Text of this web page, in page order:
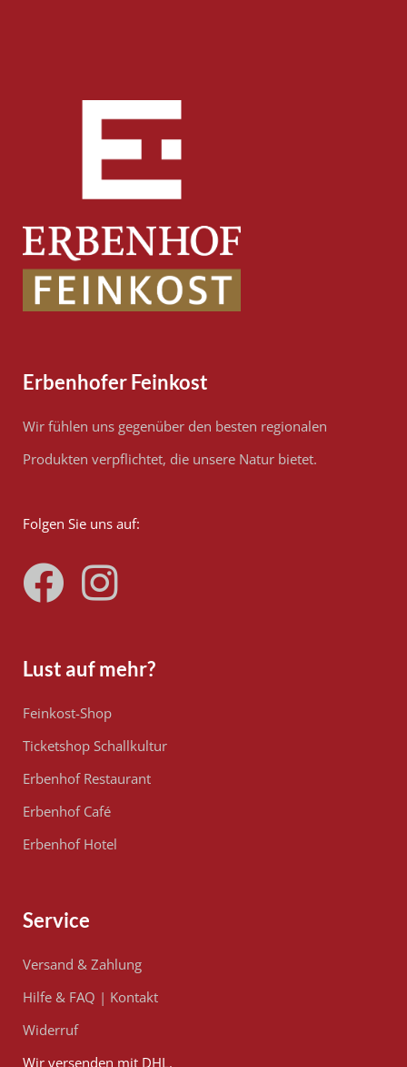
Erbenhofer Feinkost
Wir fühlen uns gegenüber den besten regionalen
Produkten verpflichtet, die unsere Natur bietet.
Folgen Sie uns auf:
Lust auf mehr?
Feinkost-Shop
Ticketshop Schallkultur
Erbenhof Restaurant
Erbenhof Café
Erbenhof Hotel
Service
Versand & Zahlung
Hilfe & FAQ | Kontakt
Widerruf
Wir versenden mit DHL.